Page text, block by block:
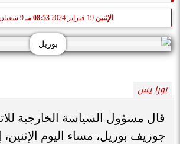
الإثنين 19 فبراير 2024 08:53 مـ 9 شعبان 1445
بوريل
نورا يس
قال مسؤول السياسة الخارجية